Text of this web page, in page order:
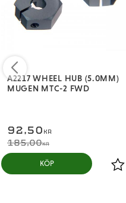
A2217 WHEEL HUB (5.0MM)
MUGEN MTC-2 FWD
92,50 KR
185,00KR
KÖP